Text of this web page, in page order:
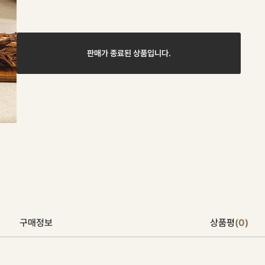
판매가 종료된 상품입니다.
구매정보 상품평(0)